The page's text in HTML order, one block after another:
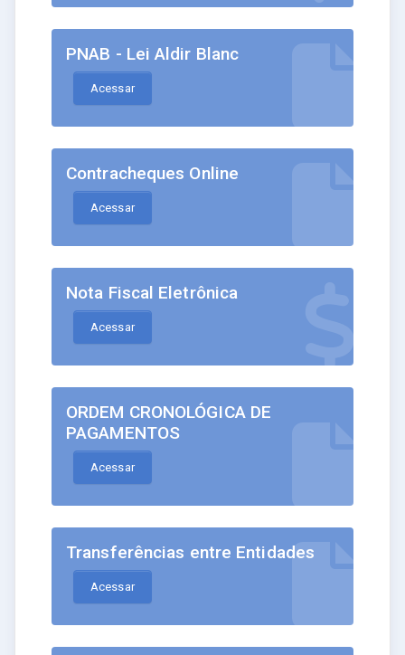
PNAB - Lei Aldir Blanc
Acessar
Contracheques Online
Acessar
Nota Fiscal Eletrônica
Acessar
ORDEM CRONOLÓGICA DE
PAGAMENTOS
Acessar
Transferências entre Entidades
Acessar